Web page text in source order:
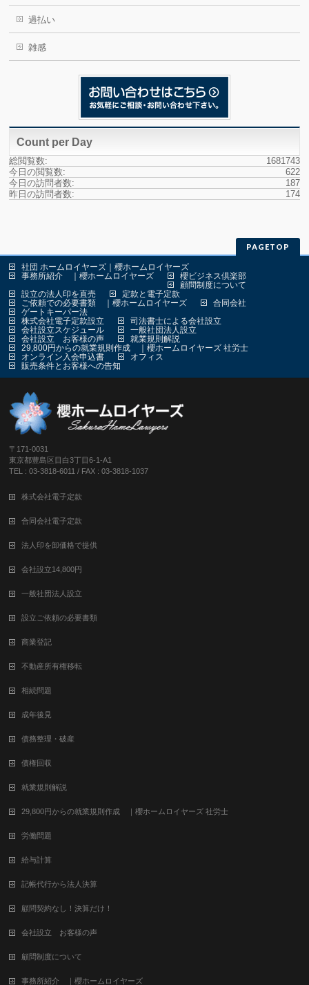
過払い
雑感
Count per Day
1681743
総閲覧数:
622
今日の閲覧数:
187
今日の訪問者数:
174
昨日の訪問者数:
PAGETOP
社団 ホームロイヤーズ｜櫻ホームロイヤーズ
事務所紹介 ｜櫻ホームロイヤーズ
櫻ビジネス倶楽部
顧問制度について
設立の法人印を直売
定款と電子定款
ご依頼での必要書類 ｜櫻ホームロイヤーズ
ゲートキーパー法
合同会社
株式会社電子定款設立
司法書士による会社設立
会社設立スケジュール
一般社団法人設立
会社設立 お客様の声
就業規則解説
29,800円からの就業規則作成 ｜櫻ホームロイヤーズ 社労士
オンライン入会申込書
オフィス
販売条件とお客様への告知
〒171-0031
東京都豊島区目白3丁目6-1-A1
TEL : 03-3818-6011 / FAX : 03-3818-1037
株式会社電子定款
合同会社電子定款
法人印を卸価格で提供
会社設立14,800円
一般社団法人設立
設立ご依頼の必要書類
商業登記
不動産所有権移転
相続問題
成年後見
債務整理・破産
債権回収
就業規則解説
29,800円からの就業規則作成 ｜櫻ホームロイヤーズ 社労士
労働問題
給与計算
記帳代行から法人決算
顧問契約なし！決算だけ！
会社設立 お客様の声
顧問制度について
事務所紹介 ｜櫻ホームロイヤーズ